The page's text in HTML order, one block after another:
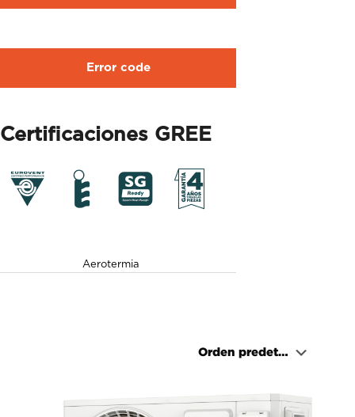
Error code
Certificaciones GREE
Aerotermia